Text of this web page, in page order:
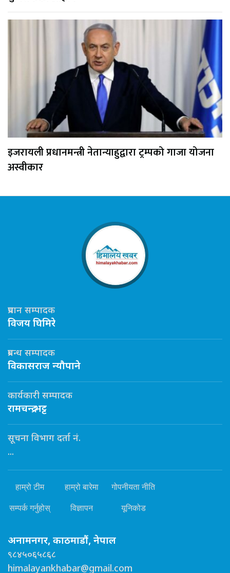
इजरायली प्रधानमन्त्री नेतान्याहुद्वारा ट्रम्पको गाजा योजना
अस्वीकार
प्रधान सम्पादक
विजय घिमिरे
प्रबन्ध सम्पादक
विकासराज न्यौपाने
कार्यकारी सम्पादक
रामचन्द्र भट्ट
सूचना विभाग दर्ता नं.
...
हाम्रो टीम हाम्रो बारेमा गोपनीयता नीति
सम्पर्क गर्नुहोस् विज्ञापन यूनिकोड
अनामनगर, काठमाडौं, नेपाल
९८४५०६५८६८
himalayankhabar@gmail.com